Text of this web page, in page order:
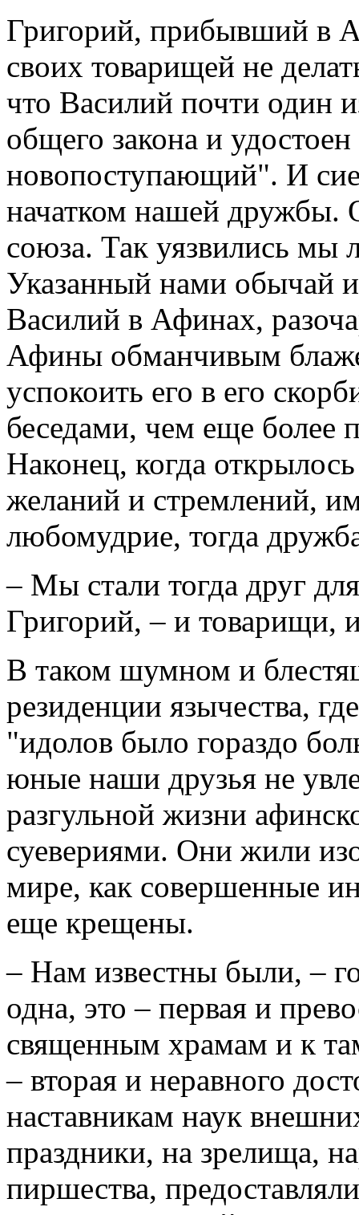
Григорий, прибывший в
своих товарищей не
что Василий почти один
общего закона и
новопоступающий". И
начатком нашей дружбы.
союза. Так уязвились мы
Указанный нами обычай
Василий в Афинах,
Афины обманчивым
успокоить его в его
беседами, чем еще более
Наконец, когда
желаний и стремлений,
любомудрие, тогда
– Мы стали тогда друг
Григорий, – и товарищи,
В таком шумном и
резиденции язычества,
"идолов было гораздо
юные наши друзья не
разгульной жизни
суевериями. Они жили
мире, как совершенные
еще крещены.
– Нам известны были, –
одна, это – первая и
священным храмам и к
– вторая и неравного
наставникам наук
праздники, на зрелища,
пиршества,